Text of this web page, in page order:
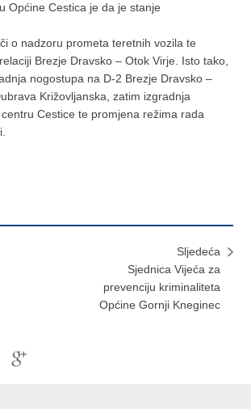
Općine Cestica je da je stanje
o nadzoru prometa teretnih vozila te
Brezje Dravsko – Otok Virje. Isto tako,
nogostupa na D-2 Brezje Dravsko –
Križovljanska, zatim izgradnja
Cestice te promjena režima rada
Sljedeća
Sjednica Vijeća za
prevenciju kriminaliteta
Općine Gornji Kneginec